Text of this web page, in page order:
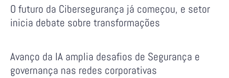
O futuro da Cibersegurança já começou, e setor
inicia debate sobre transformações
Avanço da IA amplia desafios de Segurança e
governança nas redes corporativas